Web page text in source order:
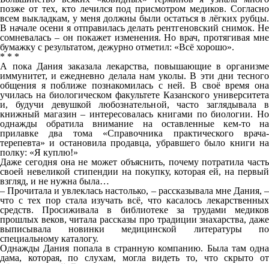
позже от тех, кто лечился под присмотром медиков. Согласно
всем выкладкам, у меня должны были остаться в лёгких рубцы.
В начале осени я отправилась делать рентгеновский снимок. Не
сомневалась – он покажет изменения. Но врач, протягивая мне
бумажку с результатом, дежурно отметил: «Всё хорошо».
* * *
А пока Дания заказала лекарства, повышающие в организме
иммунитет, и ежедневно делала нам уколы. В эти дни тесного
общения я поближе познакомилась с ней. В своё время она
училась на биологическом факультете Казанского университета
и, будучи девушкой любознательной, часто заглядывала в
книжный магазин – интересовалась книгами по биологии. Но
однажды обратила внимание на оставленные кем-то на
прилавке два тома «Справочника практического врача-
терепевта» и остановила продавца, убравшего было книги на
полку: «Я куплю!»
Даже сегодня она не может объяснить, почему потратила часть
своей невеликой стипендии на покупку, которая ей, на первый
взгляд, и не нужна была…
– Прочитала и увлеклась настолько, – рассказывала мне Дания, –
что с тех пор стала изучать всё, что касалось лекарственных
средств. Просиживала в библиотеке за трудами медиков
прошлых веков, читала рассказы про традиции знахарства, даже
выписывала новинки медицинской литературы по
специальному каталогу.
Однажды Дания попала в странную компанию. Была там одна
дама, которая, по слухам, могла видеть то, что скрыто от